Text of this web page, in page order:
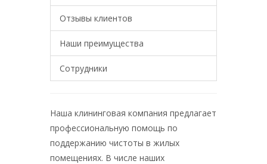
Отзывы клиентов
Наши преимущества
Сотрудники
Наша клининговая компания предлагает
профессиональную помощь по
поддержанию чистоты в жилых
помещениях. В числе наших